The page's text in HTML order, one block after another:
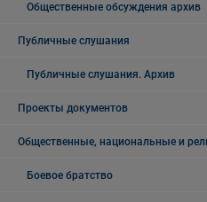
Общественные обсуждения архив
Публичные слушания
Публичные слушания. Архив
Проекты документов
Общественные, национальные и
Боевое братство